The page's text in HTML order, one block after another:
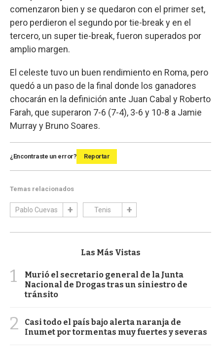
comenzaron bien y se quedaron con el primer set,
pero perdieron el segundo por tie-break y en el
tercero, un super tie-break, fueron superados por
amplio margen.
El celeste tuvo un buen rendimiento en Roma, pero
quedó a un paso de la final donde los ganadores
chocarán en la definición ante Juan Cabal y Roberto
Farah, que superaron 7-6 (7-4), 3-6 y 10-8 a Jamie
Murray y Bruno Soares.
¿Encontraste un error? Reportar
Temas relacionados
Pablo Cuevas Tenis
Las Más Vistas
1
Murió el secretario general de la Junta
Nacional de Drogas tras un siniestro de
tránsito
2
Casi todo el país bajo alerta naranja de
Inumet por tormentas muy fuertes y severas